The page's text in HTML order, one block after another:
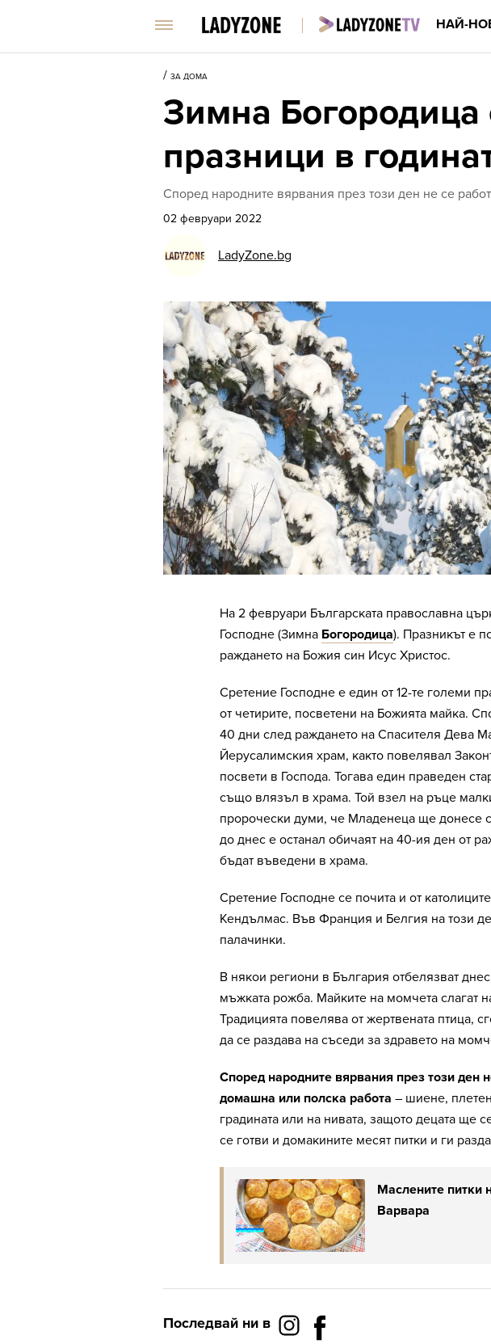
НАЙ-
/ ЗА ДОМА
Зимна Богородица
празници в
Според народните вярвания през този ден не се
02 февруари 2022
LadyZone.bg
На 2 февруари Българската православна
Господне (Зимна Богородица). Празникът е
раждането на Божия син Исус Христос.
Сретение Господне е един от 12-те големи
от четирите, посветени на Божията майка.
40 дни след раждането на Спасителя Дева
Йерусалимския храм, както повелявал
посвети в Господа. Тогава един праведен
също влязъл в храма. Той взел на ръце
пророчески думи, че Младенеца ще донесе
до днес е останал обичаят на 40-ия ден от
бъдат въведени в храма.
Сретение Господне се почита и от
Кендълмас. Във Франция и Белгия на този
палачинки.
В някои региони в България отбелязват днес
мъжката рожба. Майките на момчета слагат
Традицията повелява от жертвената птица,
да се раздава на съседи за здравето на
Според народните вярвания през този ден
домашна или полска работа – шиене,
градината или на нивата, защото децата ще
се готви и домакините месят питки и ги
Маслените питки
Варвара
Последвай ни в